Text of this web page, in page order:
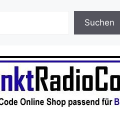
Suchen